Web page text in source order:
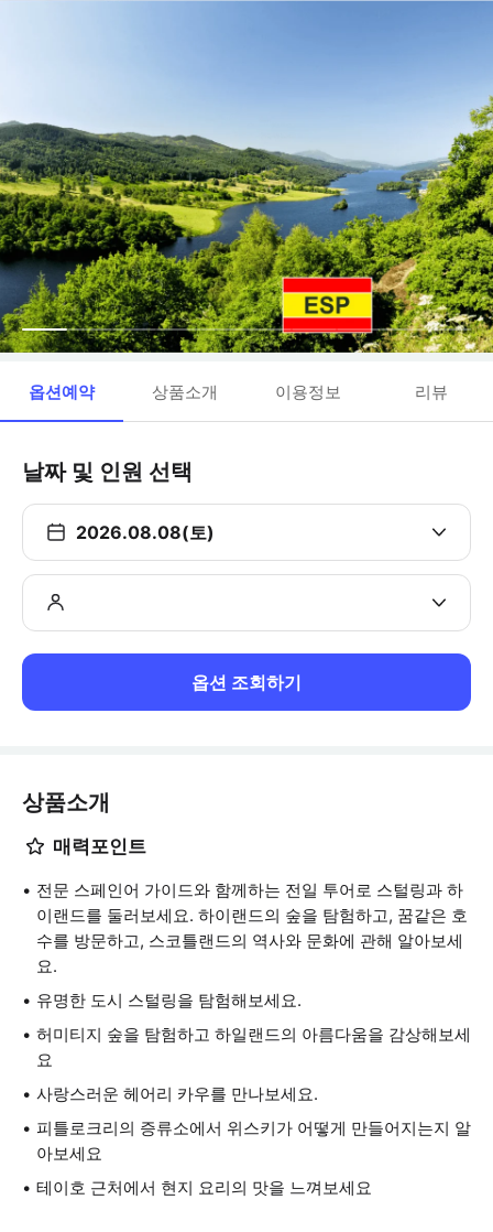
옵션예약 상품소개 이용정보 리뷰
날짜 및 인원 선택
2026.08.08(토)
옵션 조회하기
상품소개
매력포인트
전문 스페인어 가이드와 함께하는 전일 투어로 스털링과 하
이랜드를 둘러보세요. 하이랜드의 숲을 탐험하고, 꿈같은 호
수를 방문하고, 스코틀랜드의 역사와 문화에 관해 알아보세
요.
유명한 도시 스털링을 탐험해보세요.
허미티지 숲을 탐험하고 하일랜드의 아름다움을 감상해보세
요
사랑스러운 헤어리 카우를 만나보세요.
피틀로크리의 증류소에서 위스키가 어떻게 만들어지는지 알
아보세요
테이호 근처에서 현지 요리의 맛을 느껴보세요